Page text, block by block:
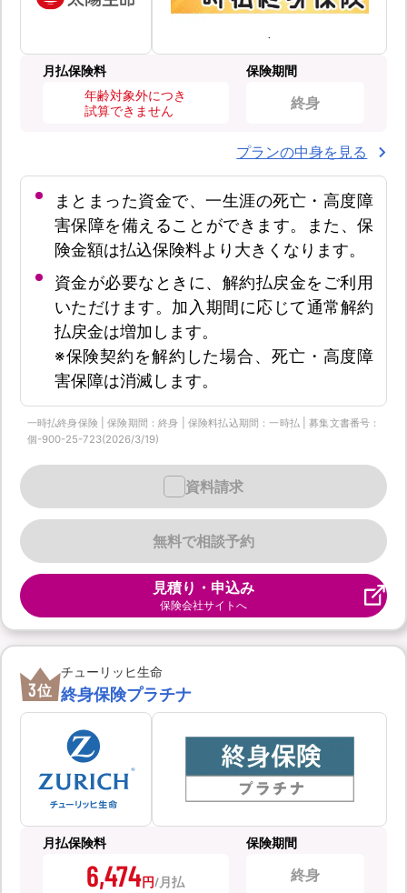
月払保険料
年齢対象外につき
試算できません
保険期間
終身
プランの中身を見る
まとまった資金で、一生涯の死亡・高度障
害保障を備えることができます。また、保
険金額は払込保険料より大きくなります。
資金が必要なときに、解約払戻金をご利用
いただけます。加入期間に応じて通常解約
払戻金は増加します。
※保険契約を解約した場合、死亡・高度障
害保障は消滅します。
一時払終身保険 | 保険期間：終身 | 保険料払込期間：一時払 | 募集文書番号：
個-900-25-723(2026/3/19)
無料で相談予約
資料請求
見積り・申込み
保険会社サイトへ
3位
チューリッヒ生命
終身保険プラチナ
月払保険料
6,474円
保険期間
終身